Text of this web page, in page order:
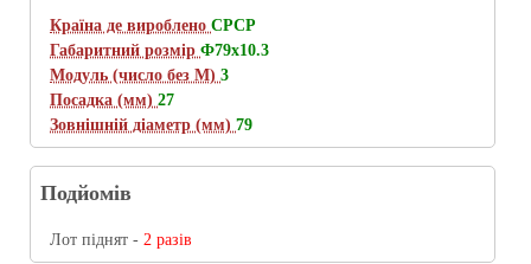
Країна де вироблено СРСР
Габаритний розмір Ф79х10.3
Модуль (число без М) 3
Посадка (мм) 27
Зовнішній діаметр (мм) 79
Подйомів
Лот піднят - 2 разів